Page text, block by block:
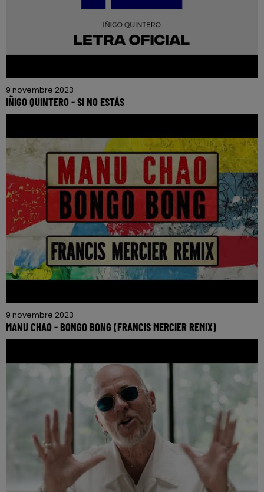
9 novembre 2023
IÑIGO QUINTERO - SI NO ESTÁS
9 novembre 2023
MANU CHAO - BONGO BONG (FRANCIS MERCIER REMIX)